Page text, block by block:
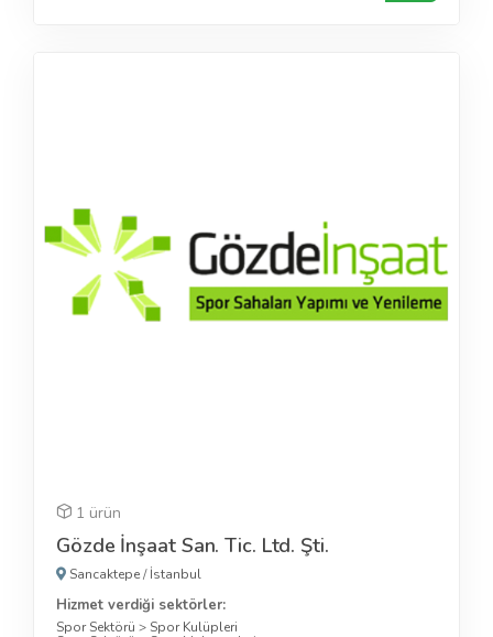
1 ürün
Gözde İnşaat San. Tic. Ltd. Şti.
Sancaktepe/İstanbul
Hizmet verdiği sektörler:
Spor Sektörü > Spor Kulüpleri